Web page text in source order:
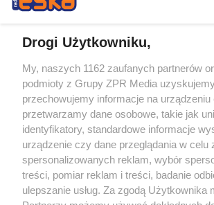
Żaden utwór zamieszczony w serwisie nie może
rozpowszechniany lub dalej rozpowszechniany w
tym także elektroniczny lub mechaniczny) na
eksploatacji w jakiejkolwiek formie, włącznie z
Internecie bez pisemnej zgody właściciela praw.
wykorzystanie utworów w całości lub w części z
tzn. bez właściwej zgody, jest zabronione pod
ścigane prawnie.
Drogi Użytkowniku,
My, naszych 1162 zaufanych partnerów
podmioty z Grupy ZPR Media
przechowujemy informacje na urządzeniu
przetwarzamy dane osobowe, takie jak
identyfikatory, standardowe informacje
urządzenie czy dane przeglądania w celu
spersonalizowanych reklam, wybór
treści, pomiar reklam i treści, badanie
ulepszanie usług. Za zgodą Użytkownika